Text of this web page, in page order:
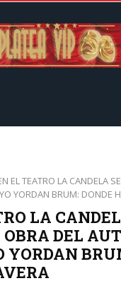
EL TEATRO LA CANDELA
YORDAN BRUM: DONDE
LA
OBRA DEL
YORDAN